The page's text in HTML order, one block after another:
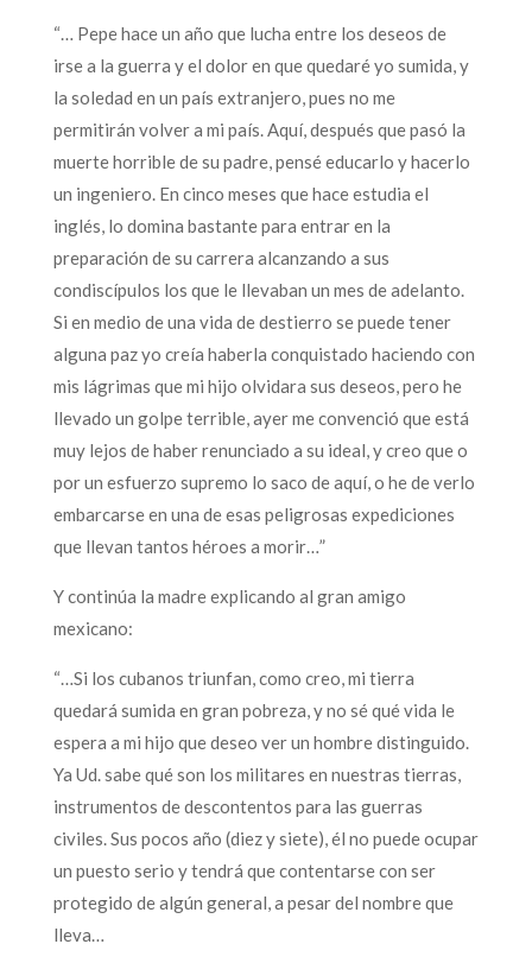
“… Pepe hace un año que lucha entre los deseos de
irse a la guerra y el dolor en que quedaré yo sumida, y
la soledad en un país extranjero, pues no me
permitirán volver a mi país. Aquí, después que pasó la
muerte horrible de su padre, pensé educarlo y hacerlo
un ingeniero. En cinco meses que hace estudia el
inglés, lo domina bastante para entrar en la
preparación de su carrera alcanzando a sus
condiscípulos los que le llevaban un mes de adelanto.
Si en medio de una vida de destierro se puede tener
alguna paz yo creía haberla conquistado haciendo con
mis lágrimas que mi hijo olvidara sus deseos, pero he
llevado un golpe terrible, ayer me convenció que está
muy lejos de haber renunciado a su ideal, y creo que o
por un esfuerzo supremo lo saco de aquí, o he de verlo
embarcarse en una de esas peligrosas expediciones
que llevan tantos héroes a morir…”
Y continúa la madre explicando al gran amigo
mexicano:
“…Si los cubanos triunfan, como creo, mi tierra
quedará sumida en gran pobreza, y no sé qué vida le
espera a mi hijo que deseo ver un hombre distinguido.
Ya Ud. sabe qué son los militares en nuestras tierras,
instrumentos de descontentos para las guerras
civiles. Sus pocos año (diez y siete), él no puede ocupar
un puesto serio y tendrá que contentarse con ser
protegido de algún general, a pesar del nombre que
lleva…